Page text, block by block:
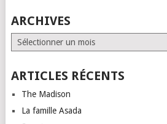
ARCHIVES
Archives
ARTICLES RÉCENTS
The Madison
La famille Asada